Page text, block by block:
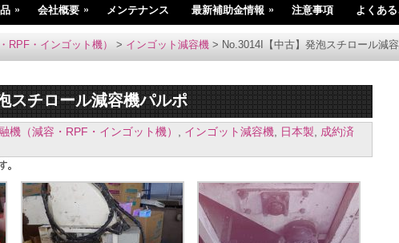
» 会社概要 » メンテナンス 最新補助金情報 » 注意事項 よくあ
RPF・インゴット機） > インゴット減容機 > No.3014I【中古】発泡スチロール減
スチロール減容機パルポ
機（減容・RPF・インゴット機） , インゴット減容機, 日本製, 成約済